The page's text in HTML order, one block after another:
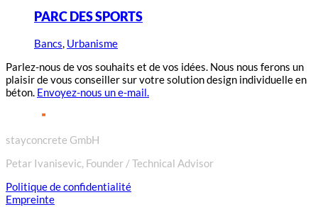
PARC DES SPORTS
Bancs, Urbanisme
Parlez-nous de vos souhaits et de vos idées. Nous nous ferons un
plaisir de vous conseiller sur votre solution design individuelle en
béton. Envoyez-nous un e-mail.
stayconcrete GmbH
Petar Ivanisevic, Founder / Technical Advisor
Politique de confidentialité
Empreinte